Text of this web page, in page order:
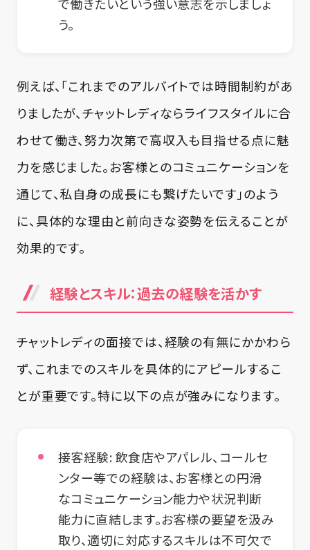
う。
例えば、「これまでのアルバイトでは時間制約があ
りましたが、チャットレディならライフスタイルに合
わせて働き、努力次第で高収入も目指せる点に魅
力を感じました。お客様とのコミュニケーションを
通じて、私自身の成長にも繋げたいです」のよう
に、具体的な理由と前向きな姿勢を伝えることが
効果的です。
経験とスキル：過去の経験を活かす
チャットレディの面接では、経験の有無にかかわら
ず、これまでのスキルを具体的にアピールするこ
とが重要です。特に以下の点が強みになります。
接客経験:飲食店やアパレル、コールセ
ンター等での経験は、お客様との円滑
なコミュニケーション能力や状況判断
能力に直結します。お客様の要望を汲み
取り、適切に対応するスキルは不可欠で